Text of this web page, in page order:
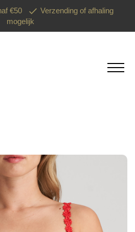
€50
Verzending of afhaling
mogelijk